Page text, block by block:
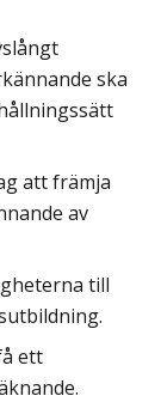
ska
att främja
av
till
ett